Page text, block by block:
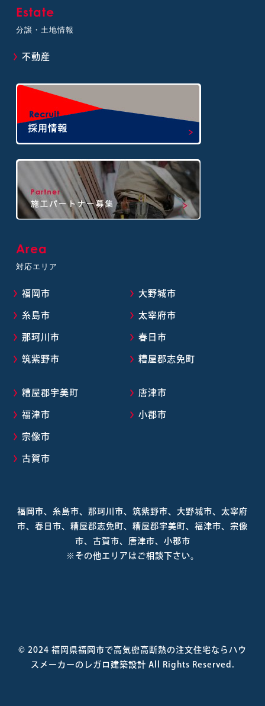
Estate
分譲・土地情報
不動産
Area
対応エリア
福岡市
糸島市
那珂川市
筑紫野市
大野城市
太宰府市
春日市
糟屋郡志免町
糟屋郡宇美町
福津市
宗像市
古賀市
唐津市
小郡市
福岡市、糸島市、那珂川市、筑紫野市、大野城市、太宰府
市、春日市、糟屋郡志免町、糟屋郡宇美町、福津市、宗像
市、古賀市、唐津市、小郡市
※その他エリアはご相談下さい。
© 2024 福岡県福岡市で高気密高断熱の注文住宅ならハウ
スメーカーのレガロ建築設計 All Rights Reserved.